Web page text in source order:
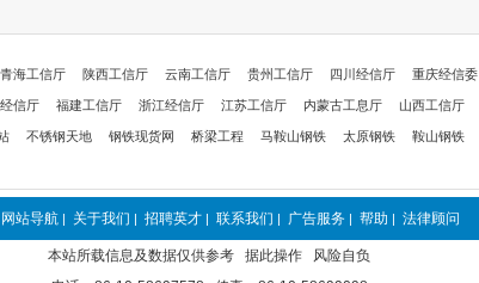
青海工信厅 陕西工信厅 云南工信厅 贵州工信厅 四川经信厅 重庆经信委
信厅 福建工信厅 浙江经信厅 江苏工信厅 内蒙古工息厅 山西工信厅
不锈钢天地 钢铁现货网 桥梁工程 马鞍山钢铁 太原钢铁 鞍山钢铁
网站导航 | 关于我们 | 招聘英才 | 联系我们 | 广告服务 | 帮助 | 法律顾问
本站所载信息及数据仅供参考 据此操作 风险自负